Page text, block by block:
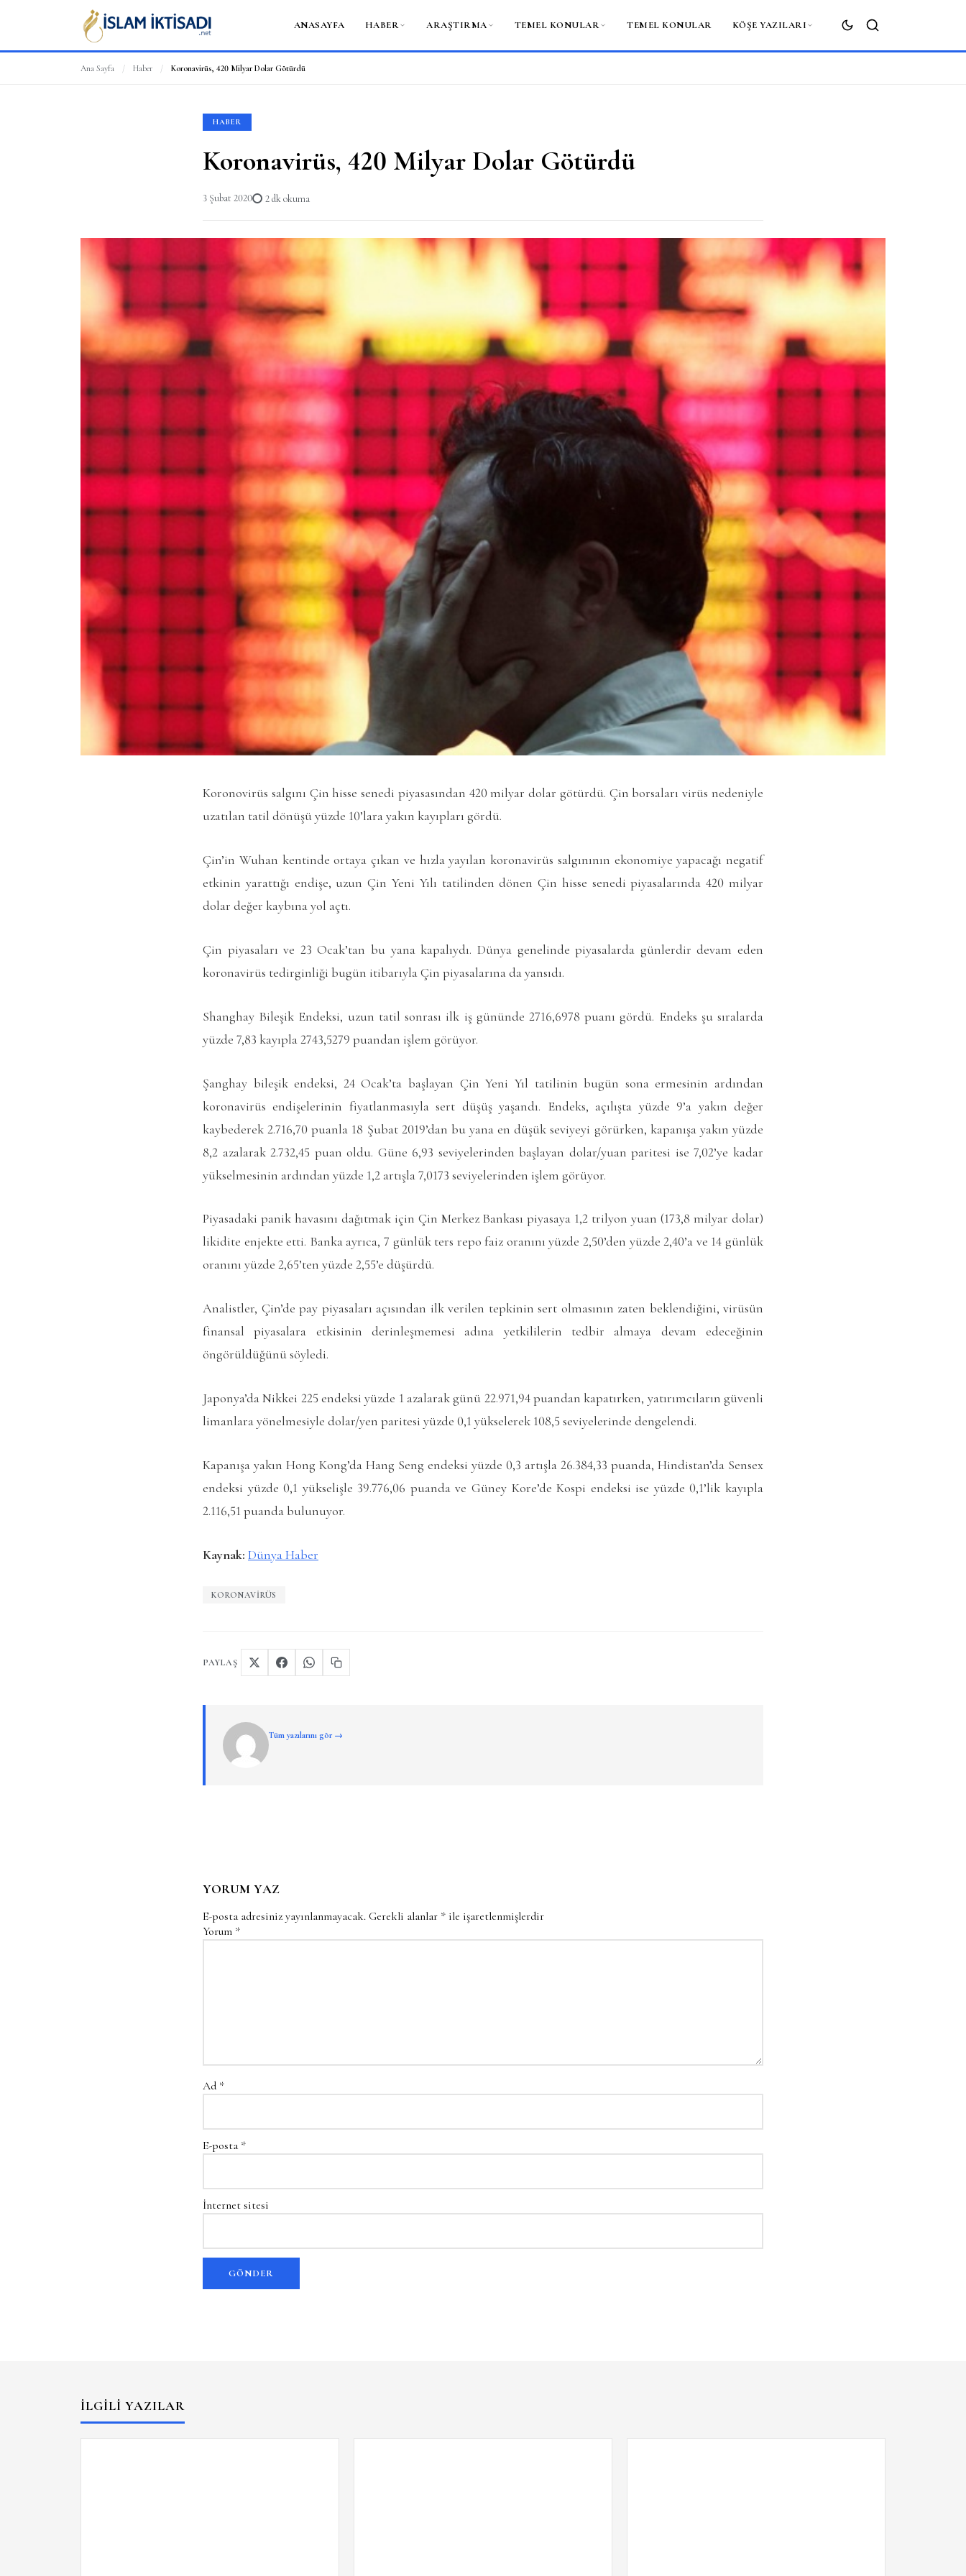
ANASAYFA HABER ARAŞTIRMA TEMEL KONULAR TEMEL KONULAR KÖŞE YAZILARI
ARA
Ana Sayfa / Haber / Koronavirüs, 420 Milyar Dolar Götürdü
HABER
Koronavirüs, 420 Milyar Dolar Götürdü
3 Şubat 2020 2 dk okuma
Koronovirüs salgını Çin hisse senedi piyasasından 420 milyar dolar götürdü. Çin borsaları virüs nedeniyle
uzatılan tatil dönüşü yüzde 10’lara yakın kayıpları gördü.
Çin’in Wuhan kentinde ortaya çıkan ve hızla yayılan koronavirüs salgınının ekonomiye yapacağı negatif
etkinin yarattığı endişe, uzun Çin Yeni Yılı tatilinden dönen Çin hisse senedi piyasalarında 420 milyar
dolar değer kaybına yol açtı.
Çin piyasaları ve 23 Ocak’tan bu yana kapalıydı. Dünya genelinde piyasalarda günlerdir devam eden
koronavirüs tedirginliği bugün itibarıyla Çin piyasalarına da yansıdı.
Shanghay Bileşik Endeksi, uzun tatil sonrası ilk iş gününde 2716,6978 puanı gördü. Endeks şu sıralarda
yüzde 7,83 kayıpla 2743,5279 puandan işlem görüyor.
Şanghay bileşik endeksi, 24 Ocak’ta başlayan Çin Yeni Yıl tatilinin bugün sona ermesinin ardından
koronavirüs endişelerinin fiyatlanmasıyla sert düşüş yaşandı. Endeks, açılışta yüzde 9’a yakın değer
kaybederek 2.716,70 puanla 18 Şubat 2019’dan bu yana en düşük seviyeyi görürken, kapanışa yakın yüzde
8,2 azalarak 2.732,45 puan oldu. Güne 6,93 seviyelerinden başlayan dolar/yuan paritesi ise 7,02’ye kadar
yükselmesinin ardından yüzde 1,2 artışla 7,0173 seviyelerinden işlem görüyor.
Piyasadaki panik havasını dağıtmak için Çin Merkez Bankası piyasaya 1,2 trilyon yuan (173,8 milyar dolar)
likidite enjekte etti. Banka ayrıca, 7 günlük ters repo faiz oranını yüzde 2,50’den yüzde 2,40’a ve 14 günlük
oranını yüzde 2,65’ten yüzde 2,55’e düşürdü.
Analistler, Çin’de pay piyasaları açısından ilk verilen tepkinin sert olmasının zaten beklendiğini, virüsün
finansal piyasalara etkisinin derinleşmemesi adına yetkililerin tedbir almaya devam edeceğinin
öngörüldüğünü söyledi.
Japonya’da Nikkei 225 endeksi yüzde 1 azalarak günü 22.971,94 puandan kapatırken, yatırımcıların güvenli
limanlara yönelmesiyle dolar/yen paritesi yüzde 0,1 yükselerek 108,5 seviyelerinde dengelendi.
Kapanışa yakın Hong Kong’da Hang Seng endeksi yüzde 0,3 artışla 26.384,33 puanda, Hindistan’da Sensex
endeksi yüzde 0,1 yükselişle 39.776,06 puanda ve Güney Kore’de Kospi endeksi ise yüzde 0,1’lik kayıpla
2.116,51 puanda bulunuyor.
Kaynak: Dünya Haber
KORONAVIRÜS
PAYLAŞ
Tüm yazılarını gör →
YORUM YAZ
E-posta adresiniz yayınlanmayacak. Gerekli alanlar * ile işaretlenmişlerdir
Yorum *
Ad *
E-posta *
İnternet sitesi
İLGILI YAZILAR